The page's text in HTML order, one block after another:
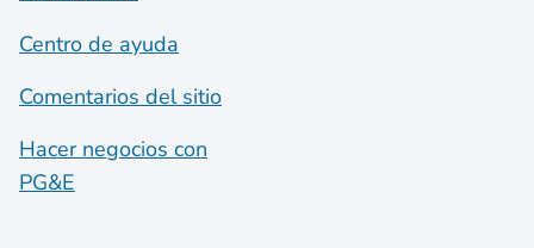
Centro de ayuda
Comentarios del sitio
Hacer negocios con
PG&E